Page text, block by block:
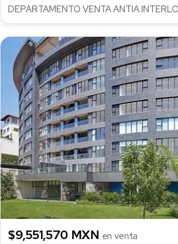
DEPARTAMENTO VENTA ANTIA
$9,551,570 MXN en venta